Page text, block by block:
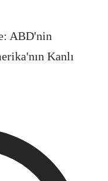
ABD'nin
Kanlı